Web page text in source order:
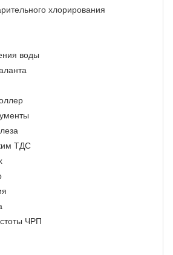
хлорирования
воды
ТДС
ЧРП